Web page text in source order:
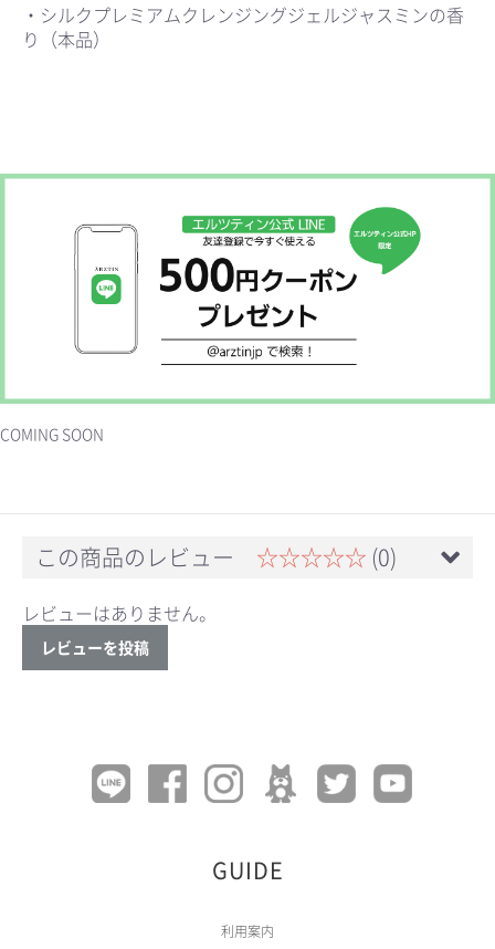
カートへ進む
・シルクプレミアムクレンジングジェルジャスミンの香
り（本品）
COMING SOON
この商品のレビュー ☆☆☆☆☆ (0)
レビューはありません。
レビューを投稿
GUIDE
利用案内